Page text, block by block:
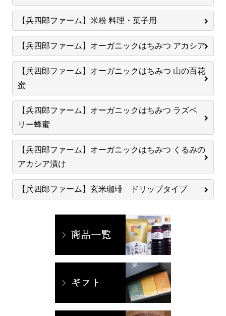
【兵四郎ファーム】米粉 料理・菓子用
【兵四郎ファーム】オーガニックはちみつ アカシア
【兵四郎ファーム】オーガニックはちみつ 山の百花
蜜
【兵四郎ファーム】オーガニックはちみつ ラズベ
リー蜂蜜
【兵四郎ファーム】オーガニックはちみつ くるみの
アカシア漬け
【兵四郎ファーム】玄米珈琲 ドリップタイプ